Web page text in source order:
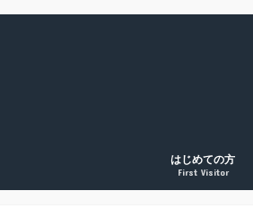
はじめての方
First Visitor